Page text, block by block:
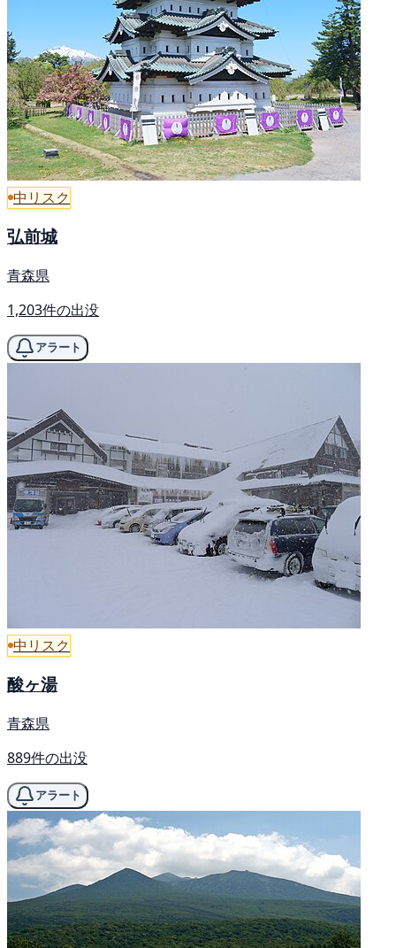
中リスク
弘前城
青森県
1,203件の出没
アラート
中リスク
酸ヶ湯
青森県
889件の出没
アラート